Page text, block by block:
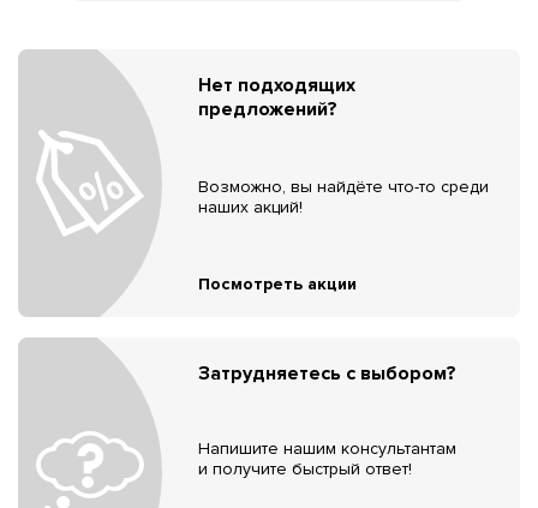
Нет подходящих
предложений?
Возможно, вы найдёте что-то среди
наших акций!
Посмотреть акции
Затрудняетесь с выбором?
Напишите нашим консультантам
и получите быстрый ответ!